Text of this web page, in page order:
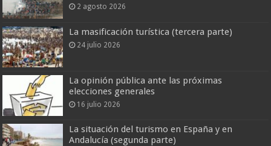
2 agosto 2026
La masificación turística (tercera parte)
24 julio 2026
La opinión pública ante las próximas
elecciones generales
16 julio 2026
La situación del turismo en España y en
Andalucía (segunda parte)